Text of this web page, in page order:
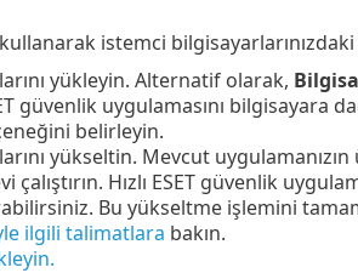
istemci bilgisayarlarınızdaki
yükleyin. Alternatif olarak,
güvenlik uygulamasını bilgisayara
belirleyin.
yükseltin. Mevcut
Hızlı ESET güvenlik
Bu yükseltme işlemini
ilgili talimatlara bakın.